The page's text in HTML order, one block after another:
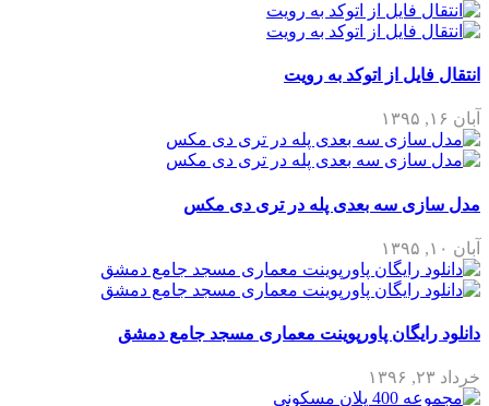
انتقال فایل از اتوکد به رویت
آبان ۱۶, ۱۳۹۵
مدل سازی سه بعدی پله در تری دی مکس
آبان ۱۰, ۱۳۹۵
دانلود رایگان پاورپوینت معماری مسجد جامع دمشق
خرداد ۲۳, ۱۳۹۶